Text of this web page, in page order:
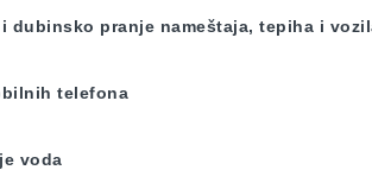
dubinsko pranje nameštaja, tepiha i
telefona
voda